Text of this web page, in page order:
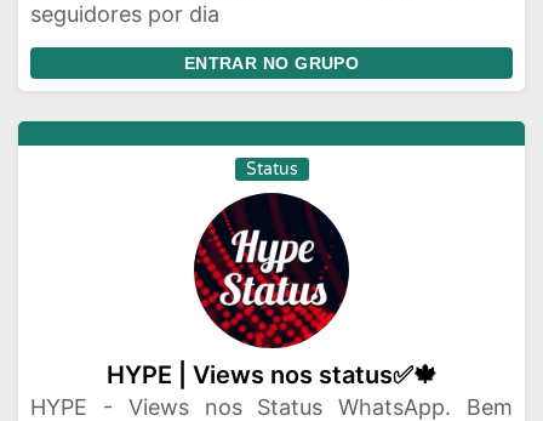
seguidores por dia
ENTRAR NO GRUPO
Status
HYPE | Views nos status✅🍁
HYPE - Views nos Status WhatsApp. Bem